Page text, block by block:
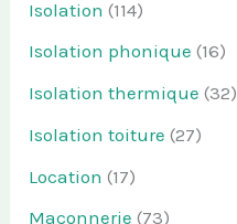
Isolation (114)
Isolation phonique (16)
Isolation thermique (32)
Isolation toiture (27)
Location (17)
Maçonnerie (73)